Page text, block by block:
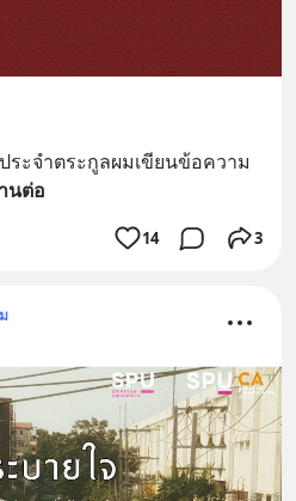
ะจำตระกูลผมเขียนข้อความ
นต่อ
14 3